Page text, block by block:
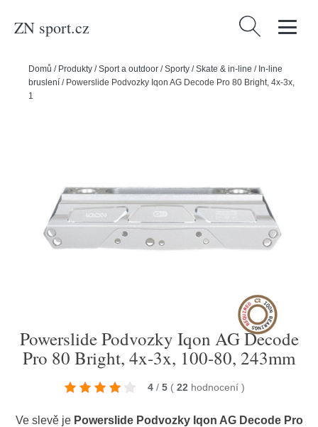
ZN sport.cz Vyhledávání
Domů / Produkty /Sport a outdoor /Sporty /Skate & in-line / In-line
bruslení / Powerslide Podvozky Iqon AG Decode Pro 80 Bright, 4x-3x,
100-80, 243mm
Powerslide Podvozky Iqon AG Decode
Pro 80 Bright, 4x-3x, 100-80, 243mm
4 / 5 ( 22 hodnocení )
Ve slevě je Powerslide Podvozky Iqon AG Decode Pro